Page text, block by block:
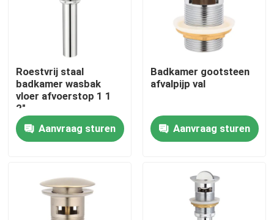
Thuis
Roestvrij staal
badkamer wasbak
vloer afvoerstop 1 1
2"
Aanvraag sturen
Badkamer gootsteen
afvalpijp val
Aanvraag sturen